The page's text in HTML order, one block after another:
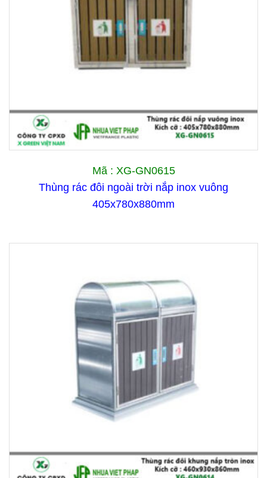
Mã : XG-GN0615
Thùng rác đôi ngoài trời nắp inox vuông
405x780x880mm